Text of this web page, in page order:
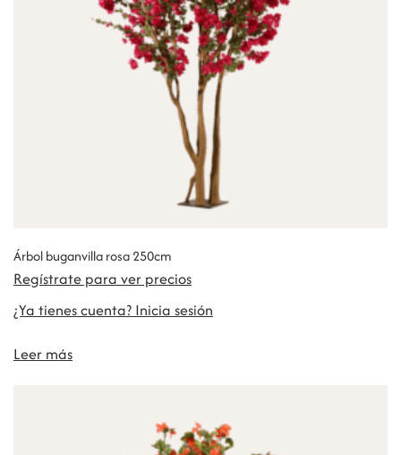
Árbol buganvilla rosa 250cm
Regístrate para ver precios
¿Ya tienes cuenta? Inicia sesión
Leer más